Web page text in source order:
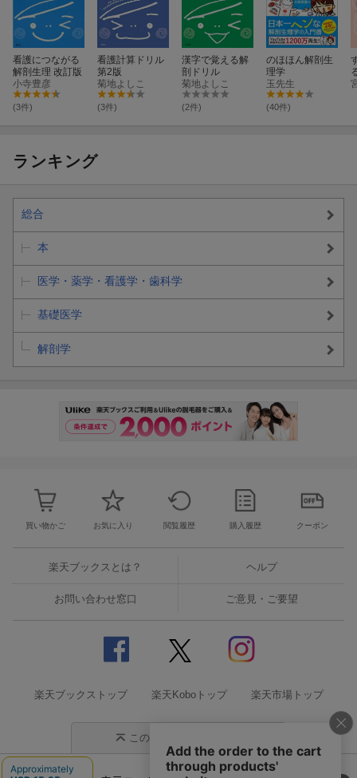
看護につながる
解剖生理 改訂版
小寺豊彦
(3件)
看護計算ドリル
第2版
菊地よしこ
(3件)
漢字で覚える解
剖ドリル
菊地よしこ
(2件)
のほほん解剖生
理学
玉先生
(40件)
ランキング
総合
本
医学・薬学・看護学・歯科学
基礎医学
解剖学
買い物かご お気に入り 閲覧履歴 購入履歴 クーポン
楽天ブックスとは？ ヘルプ
お問い合わせ窓口 ご意見・ご要望
楽天ブックストップ 楽天Koboトップ 楽天市場トップ
このページの先頭に戻る